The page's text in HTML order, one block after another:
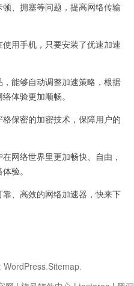
、拥塞等问题，提高网络传输
用手机，只要安装了优速加速
能够自动调整加速策略，根据
体验更加顺畅。
保密的加密技术，保障用户的
络世界里更加畅快、自由，
验。
、高效的网络加速器，快来下
WordPress.Sitemap.